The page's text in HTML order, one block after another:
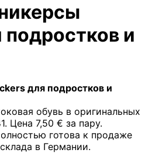
и
для подростков и
обувь в оригинальных
Цена 7,50 € за пару.
готова к продаже
в Германии.